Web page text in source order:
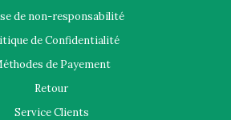
de non-responsabilité
de Confidentialité
de Payement
Retour
Service Clients